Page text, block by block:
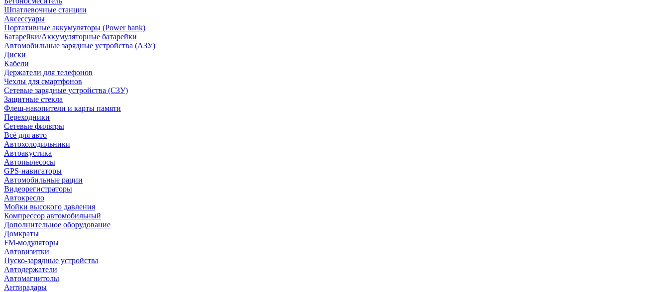
Шпатлевочные станции
Аксессуары
Портативные аккумуляторы (Power bank)
Батарейки/Аккумуляторные батарейки
Автомобильные зарядные устройства (АЗУ)
Диски
Кабели
Держатели для телефонов
Чехлы для смартфонов
Сетевые зарядные устройства (СЗУ)
Защитные стекла
Флеш-накопители и карты памяти
Переходники
Сетевые фильтры
Всё для авто
Автохолодильники
Автоакустика
Автопылесосы
GPS-навигаторы
Автомобильные рации
Видеорегистраторы
Автокресло
Мойки высокого давления
Компрессор автомобильный
Дополнительное оборудование
Домкраты
FM-модуляторы
Автовизитки
Пуско-зарядные устройства
Автодержатели
Автомагнитолы
Антирадары